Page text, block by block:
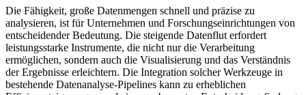
Die Fähigkeit, große Datenmengen schnell und präzise zu
analysieren, ist für Unternehmen und Forschungseinrichtungen von
entscheidender Bedeutung. Die steigende Datenflut erfordert
leistungsstarke Instrumente, die nicht nur die Verarbeitung
ermöglichen, sondern auch die Visualisierung und das Verständnis
der Ergebnisse erleichtern. Die Integration solcher Werkzeuge in
bestehende Datenanalyse-Pipelines kann zu erheblichen